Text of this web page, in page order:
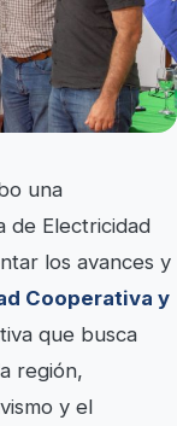
una
de Electricidad
los avances y
Cooperativa y
que busca
región,
y el